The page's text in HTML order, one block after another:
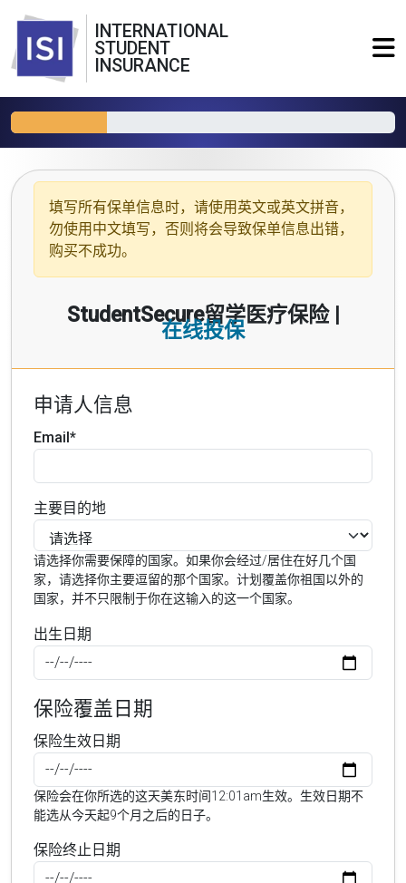
INTERNATIONAL
STUDENT
INSURANCE
填写所有保单信息时，请使用 英文或英文拼音，
勿使用中文填写，否则将会导致保单信息出错，
购买不成功。
StudentSecure留学医疗保险 |
在线投保
申请人信息
Email*
主要目的地
请选择你需要保障的国家。如果你会经过/居住在好几个国
家，请选择你主要逗留的那个国家。计划覆盖你祖国以外的
国家，并不只限制于你在这输入的这一个国家。
出生日期
保险覆盖日期
保险生效日期
保险会在你所选的这天美东时间12:01am生效。生效日期不
能选从今天起9个月之后的日子。
保险终止日期